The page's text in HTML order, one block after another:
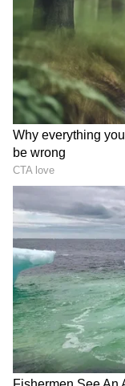
2
5
Image Credit :Getty
SMVT
ಸದ್ಯಕ್ಕೆ ಈ ಎರಡೂ
ನಿಲ್ದಾಣದಿಂದ